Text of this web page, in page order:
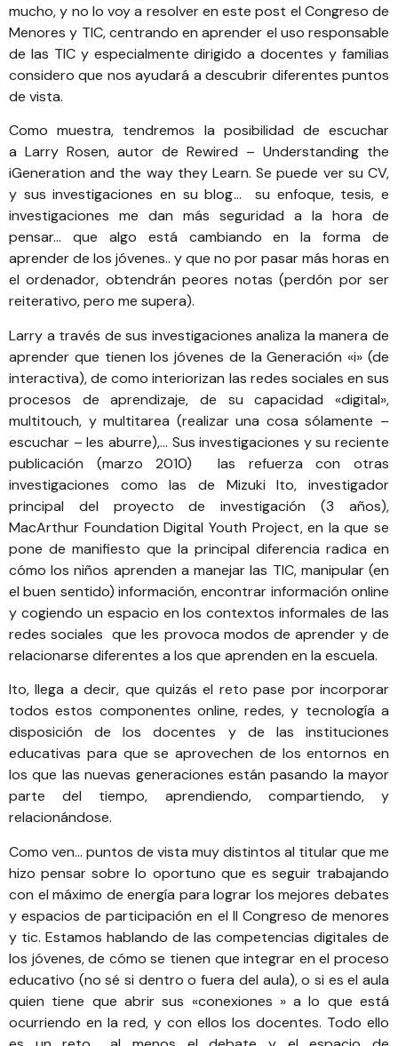
mucho, y no lo voy a resolver en este post el Congreso de
Menores y TIC, centrando en aprender el uso responsable
de las TIC y especialmente dirigido a docentes y familias
considero que nos ayudará a descubrir diferentes puntos
de vista.
Como muestra, tendremos la posibilidad de escuchar
a Larry Rosen, autor de Rewired – Understanding the
iGeneration and the way they Learn. Se puede ver su CV,
y sus investigaciones en su blog… su enfoque, tesis, e
investigaciones me dan más seguridad a la hora de
pensar… que algo está cambiando en la forma de
aprender de los jóvenes.. y que no por pasar más horas en
el ordenador, obtendrán peores notas (perdón por ser
reiterativo, pero me supera).
Larry a través de sus investigaciones analiza la manera de
aprender que tienen los jóvenes de la Generación «i» (de
interactiva), de como interiorizan las redes sociales en sus
procesos de aprendizaje, de su capacidad «digital»,
multitouch, y multitarea (realizar una cosa sólamente –
escuchar – les aburre),… Sus investigaciones y su reciente
publicación (marzo 2010) las refuerza con otras
investigaciones como las de Mizuki Ito, investigador
principal del proyecto de investigación (3 años),
MacArthur Foundation Digital Youth Project, en la que se
pone de manifiesto que la principal diferencia radica en
cómo los niños aprenden a manejar las TIC, manipular (en
el buen sentido) información, encontrar información online
y cogiendo un espacio en los contextos informales de las
redes sociales que les provoca modos de aprender y de
relacionarse diferentes a los que aprenden en la escuela.
Ito, llega a decir, que quizás el reto pase por incorporar
todos estos componentes online, redes, y tecnología a
disposición de los docentes y de las instituciones
educativas para que se aprovechen de los entornos en
los que las nuevas generaciones están pasando la mayor
parte del tiempo, aprendiendo, compartiendo, y
relacionándose.
Como ven… puntos de vista muy distintos al titular que me
hizo pensar sobre lo oportuno que es seguir trabajando
con el máximo de energía para lograr los mejores debates
y espacios de participación en el II Congreso de menores
y tic. Estamos hablando de las competencias digitales de
los jóvenes, de cómo se tienen que integrar en el proceso
educativo (no sé si dentro o fuera del aula), o si es el aula
quien tiene que abrir sus «conexiones » a lo que está
ocurriendo en la red, y con ellos los docentes. Todo ello